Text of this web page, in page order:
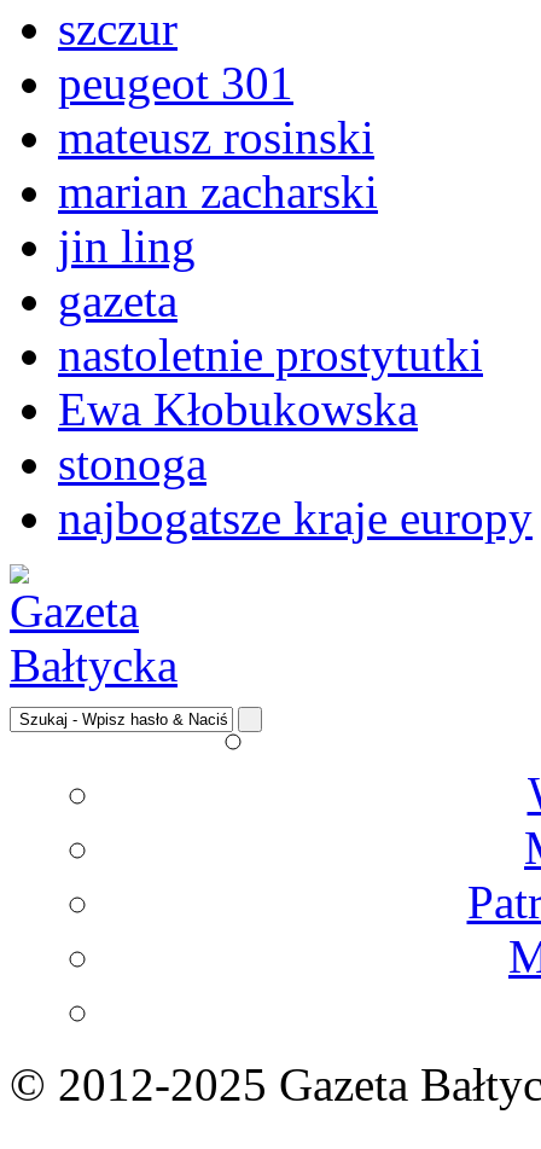
szczur
peugeot 301
mateusz rosinski
marian zacharski
jin ling
gazeta
nastoletnie prostytutki
Ewa Kłobukowska
stonoga
najbogatsze kraje europy
© 2012-2025 Gazeta